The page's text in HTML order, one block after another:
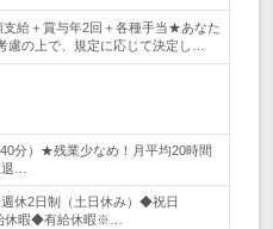
支給＋賞与年2回＋各種手当★あなた
慮の上で、規定に応じて決定し…
分）★残業少なめ！月平均20時間
…
休2日制（土日休み）◆祝日
暇◆有給休暇※…